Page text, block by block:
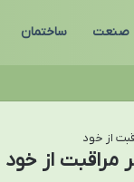
صنعت ساختمان
از خود
از خود